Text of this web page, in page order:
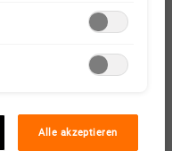
Alle akzeptieren